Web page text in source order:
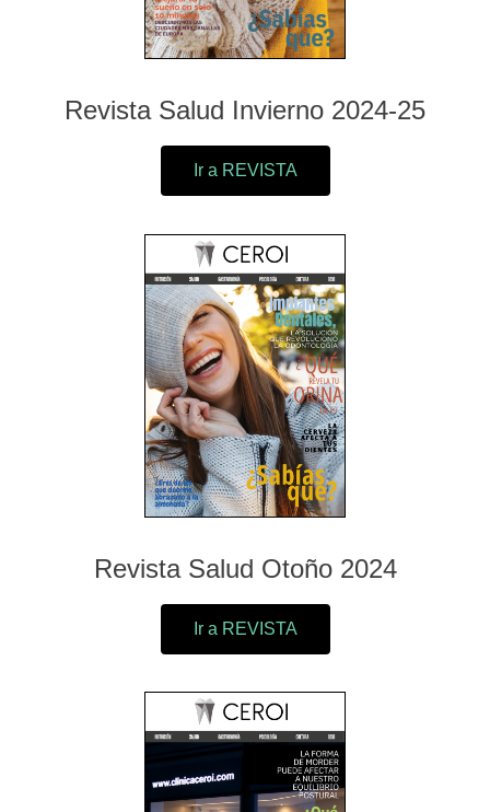
Revista Salud Invierno 2024-25
Ir a REVISTA
Revista Salud Otoño 2024
Ir a REVISTA